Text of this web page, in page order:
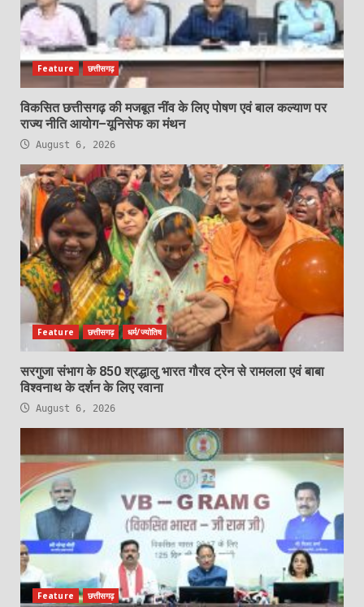
Feature छत्तीसगढ़
विकसित छत्तीसगढ़ की मजबूत नींव के लिए पोषण एवं बाल कल्याण पर
राज्य नीति आयोग–यूनिसेफ का मंथन
August 6, 2026
Feature छत्तीसगढ़ धर्म/ज्योतिष
सरगुजा संभाग के 850 श्रद्धालु भारत गौरव ट्रेन से रामलला एवं बाबा
विश्वनाथ के दर्शन के लिए रवाना
August 6, 2026
Feature छत्तीसगढ़